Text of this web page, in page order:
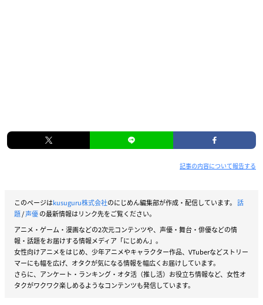
記事の内容について報告する
このページはkusuguru株式会社のにじめん編集部が作成・配信しています。 話
題/声優の最新情報はリンク先をご覧ください。
アニメ・ゲーム・漫画などの2次元コンテンツや、声優・舞台・俳優などの情
報・話題をお届けする情報メディア「にじめん」。
女性向けアニメをはじめ、少年アニメやキャラクター作品、VTuberなどストリー
マーにも幅を広げ、オタクが気になる情報を幅広くお届けしています。
さらに、アンケート・ランキング・オタ活（推し活）お役立ち情報など、女性オ
タクがワクワク楽しめるようなコンテンツも発信しています。